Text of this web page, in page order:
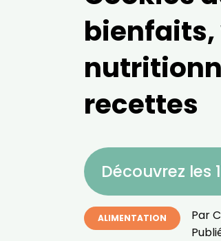
bienfaits,
recettes
Découvrez les
ALIMENTATION Par